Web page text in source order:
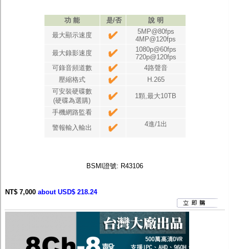
功 能 是/否
說 明
最大顯示速度
5MP@80fps
4MP@120fps
最大錄影速度
1080p@60fps
720p@120fps
可錄音頻道數
4路聲音
壓縮格式
H.265
可安裝硬碟數
(硬碟為選購)
1顆,最大10TB
手機網路監看
警報輸入輸出
4進/1出
BSMI證號: R43106
NT$ 7,000 about USD$ 218.24